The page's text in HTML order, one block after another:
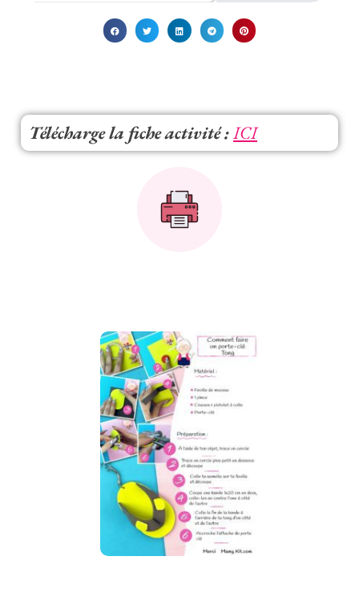
Télécharge la fiche activité :ICI